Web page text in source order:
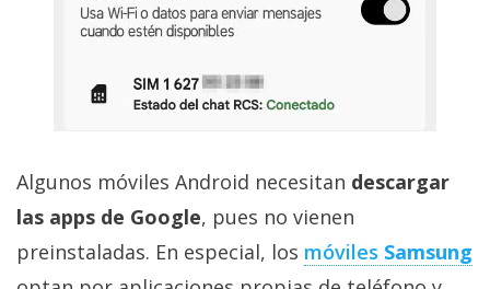
Algunos móviles Android necesitan descargar
las apps de Google, pues no vienen
preinstaladas. En especial, los móviles Samsung